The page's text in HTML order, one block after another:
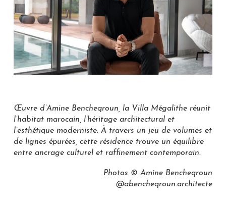
Œuvre d’Amine Bencheqroun, la Villa Mégalithe réunit
l’habitat marocain, l’héritage architectural et
l’esthétique moderniste. À travers un jeu de volumes et
de lignes épurées, cette résidence trouve un équilibre
entre ancrage culturel et raffinement contemporain.
Photos © Amine Bencheqroun
@abencheqroun.architecte